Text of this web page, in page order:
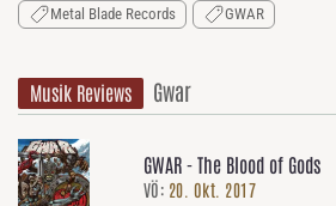
Metal Blade Records GWAR
Musik Reviews Gwar
GWAR - The Blood of Gods
VÖ: 20. Okt. 2017